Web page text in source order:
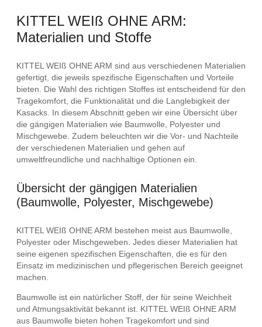
KITTEL WEIß OHNE ARM:
Materialien und Stoffe
KITTEL WEIß OHNE ARM sind aus verschiedenen Materialien
gefertigt, die jeweils spezifische Eigenschaften und Vorteile
bieten. Die Wahl des richtigen Stoffes ist entscheidend für den
Tragekomfort, die Funktionalität und die Langlebigkeit der
Kasacks. In diesem Abschnitt geben wir eine Übersicht über
die gängigen Materialien wie Baumwolle, Polyester und
Mischgewebe. Zudem beleuchten wir die Vor- und Nachteile
der verschiedenen Materialien und gehen auf
umweltfreundliche und nachhaltige Optionen ein.
Übersicht der gängigen Materialien
(Baumwolle, Polyester, Mischgewebe)
KITTEL WEIß OHNE ARM bestehen meist aus Baumwolle,
Polyester oder Mischgeweben. Jedes dieser Materialien hat
seine eigenen spezifischen Eigenschaften, die es für den
Einsatz im medizinischen und pflegerischen Bereich geeignet
machen.
Baumwolle ist ein natürlicher Stoff, der für seine Weichheit
und Atmungsaktivität bekannt ist. KITTEL WEIß OHNE ARM
aus Baumwolle bieten hohen Tragekomfort und sind